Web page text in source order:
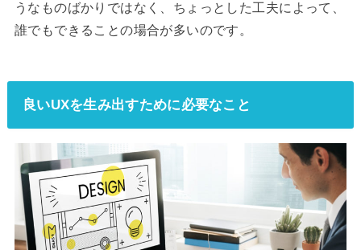
うなものばかりではなく、ちょっとした工夫によって、
誰でもできることの場合が多いのです。
良いUXを生み出すために必要なこと